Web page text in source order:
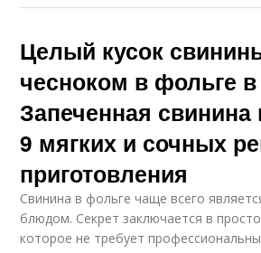
Целый кусок
чесноком в фольге в
Запеченная
9 мягких и сочных
приготовления
Свинина в фольге чаще всего
блюдом. Секрет заключается в
которое не требует